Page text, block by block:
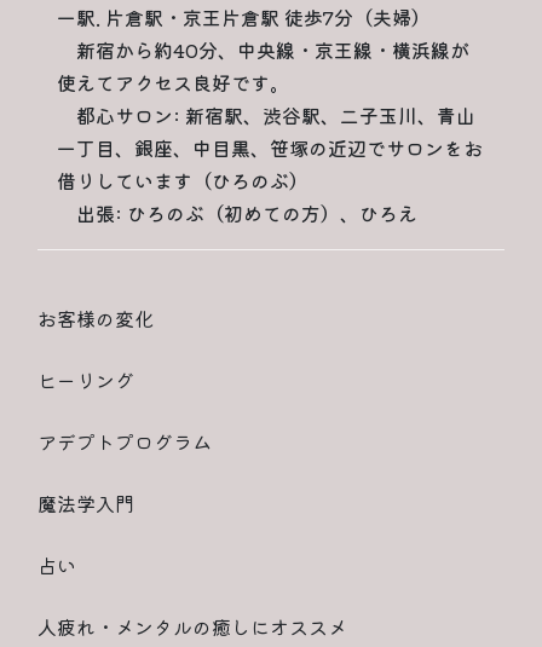
一駅. 片倉駅・京王片倉駅 徒歩7分（夫婦）
新宿から約40分、中央線・京王線・横浜線が
使えてアクセス良好です。
都心サロン: 新宿駅、渋谷駅、二子玉川、青山
一丁目、銀座、中目黒、笹塚の近辺でサロンをお
借りしています（ひろのぶ）
出張: ひろのぶ（初めての方）、ひろえ
お客様の変化
ヒーリング
アデプトプログラム
魔法学入門
占い
人疲れ・メンタルの癒しにオススメ